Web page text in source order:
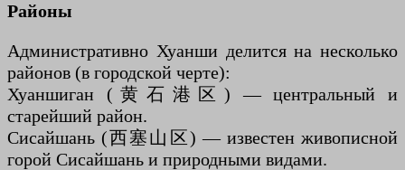
Районы
Административно Хуанши делится на несколько
районов (в городской черте):
Хуаншиган (黄石港区) — центральный и
старейший район.
Сисайшань (西塞山区) — известен живописной
горой Сисайшань и природными видами.